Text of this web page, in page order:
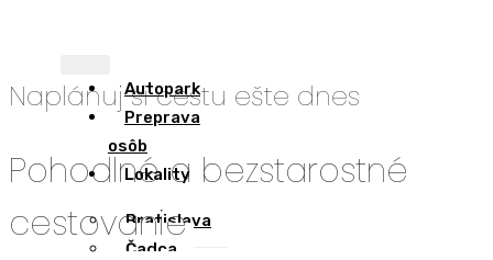
Autopark
Preprava
osôb
Lokality
Bratislava
Čadca
Naplánuj si cestu ešte dnes
Pohodlnéa bezstarostné
cestovanie